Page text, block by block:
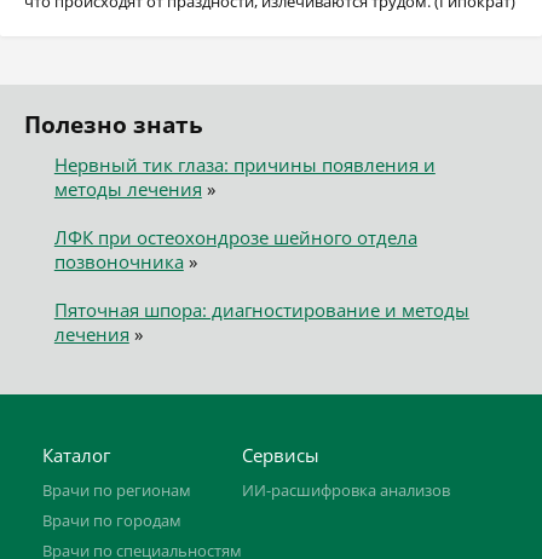
Полезно знать
Нервный тик глаза: причины появления и
методы лечения »
ЛФК при остеохондрозе шейного отдела
позвоночника»
Пяточная шпора: диагностирование и методы
лечения »
Каталог
Врачи по регионам
Врачи по городам
Врачи по специальностям
Сервисы
ИИ-расшифровка анализов